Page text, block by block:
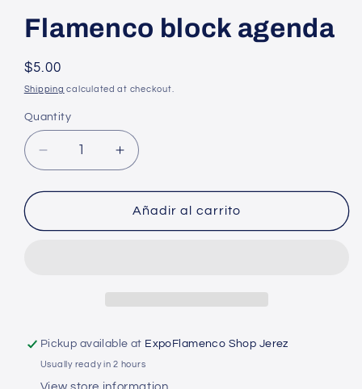
Flamenco block agenda
Regular
price
$5.00
Shipping calculated at checkout.
Quantity
Decrease
quantity
for
block
Increase
quantity
for
Flamenco
block
Añadir al carrito
Pickup available at ExpoFlamenco Shop Jerez
Usually ready in 2 hours